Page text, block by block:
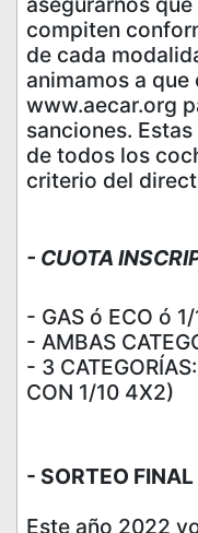
compiten
de cada
animamos a
www.aecar.org
sanciones.
de todos los
criterio del
- CUOTA
- GAS ó ECO ó
- AMBAS
- 3
CON 1/10 4X2)
- SORTEO
Este año 2022